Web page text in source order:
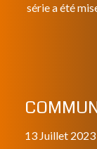
série a été
13 Juillet 2023